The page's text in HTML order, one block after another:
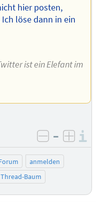
hier posten,
löse dann in ein
ist ein Elefant im
negativ
–
anmelden
Baum